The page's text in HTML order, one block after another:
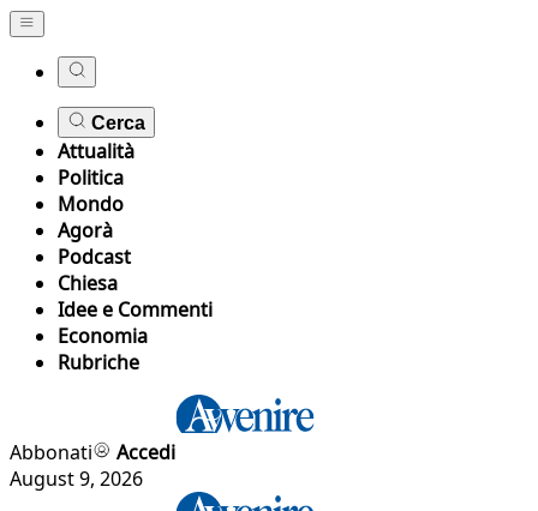
Cerca
Attualità
Politica
Mondo
Agorà
Podcast
Chiesa
Idee e Commenti
Economia
Rubriche
Abbonati
Accedi
August 9, 2026